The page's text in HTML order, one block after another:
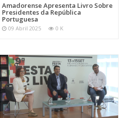
Amadorense Apresenta Livro Sobre
Presidentes da República
Portuguesa
09 Abril 2025 0 K